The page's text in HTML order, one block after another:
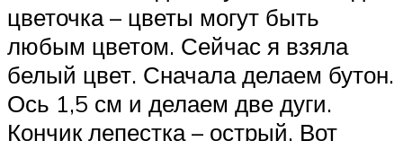
цветочка – цветы могут быть
любым цветом. Сейчас я взяла
белый цвет. Сначала делаем бутон.
Ось 1,5 см и делаем две дуги.
Кончик лепестка – острый. Вот